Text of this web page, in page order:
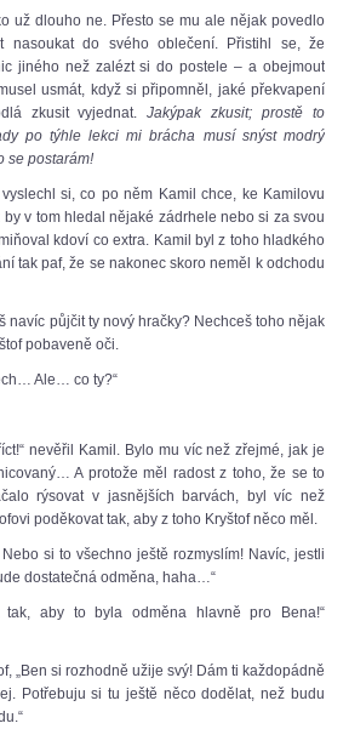
už dlouho ne. Přesto se mu ale nějak povedlo
nasoukat do svého oblečení. Přistihl se, že
jiného než zalézt si do postele – a obejmout
usmát, když si připomněl, jaké překvapení
zkusit vyjednat.Jakýpak zkusit; prostě to
po týhle lekci mi brácha musí snýst modrý
se postarám!
si, co po něm Kamil chce, ke Kamilovu
v tom hledal nějaké zádrhele nebo si za svou
kdoví co extra. Kamil byl z toho hladkého
tak paf, že se nakonec skoro neměl k odchodu
navíc půjčit ty nový hračky? Nechceš toho nějak
pobaveně oči.
Ale… co ty?“
nevěřil Kamil. Bylo mu víc než zřejmé, jak je
A protože měl radost z toho, že se to
rýsovat v jasnějších barvách, byl víc než
poděkovat tak, aby z toho Kryštof něco měl.
si to všechno ještě rozmyslím! Navíc, jestli
dostatečná odměna, haha…“
aby to byla odměna hlavně pro Bena!“
„Ben si rozhodně užije svý! Dám ti každopádně
Potřebuju si tu ještě něco dodělat, než budu